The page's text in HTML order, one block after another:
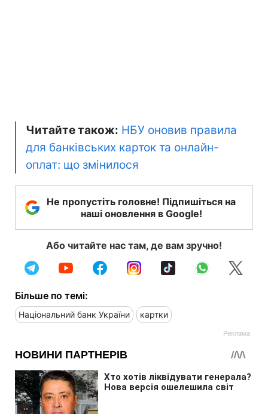
Читайте також: НБУ оновив правила
для банківських карток та онлайн-
оплат: що змінилося
Не пропустіть головне! Підпишіться на
наші оновлення в Google!
Або читайте нас там, де вам зручно!
Більше по темі:
Національний банк України картки